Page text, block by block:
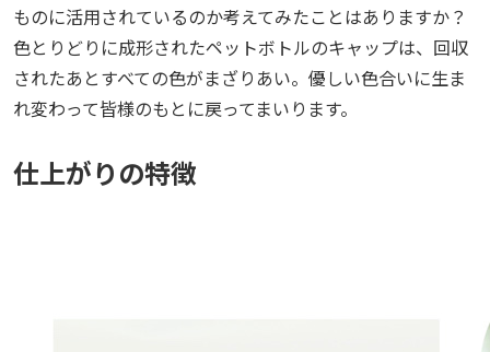
ものに活用されているのか考えてみたことはありますか？
色とりどりに成形されたペットボトルのキャップは、回収
されたあとすべての色がまざりあい。優しい色合いに生ま
れ変わって皆様のもとに戻ってまいります。
仕上がりの特徴